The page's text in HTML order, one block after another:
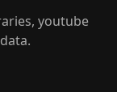
dieses Jahr!
youtube